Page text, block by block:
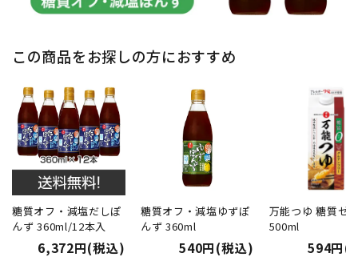
この商品をお探しの方におすすめ
糖質オフ・減塩だしぽ
んず 360ml/12本入
6,372円(税込)
糖質オフ・減塩ゆずぽ
んず 360ml
540円(税込)
万能つゆ 糖質ゼ
500ml
594円(